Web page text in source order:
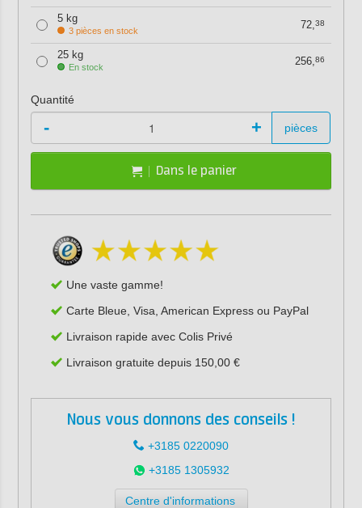
5 kg
3 pièces en stock 72,38
25 kg
En stock 256,86
Quantité
- + pièces
Dans le panier
Une vaste gamme!
Carte Bleue, Visa, American Express ou PayPal
Livraison rapide avec Colis Privé
Livraison gratuite depuis 150,00 €
Nous vous donnons des conseils !
+3185 0220090
+3185 1305932
Centre d'informations